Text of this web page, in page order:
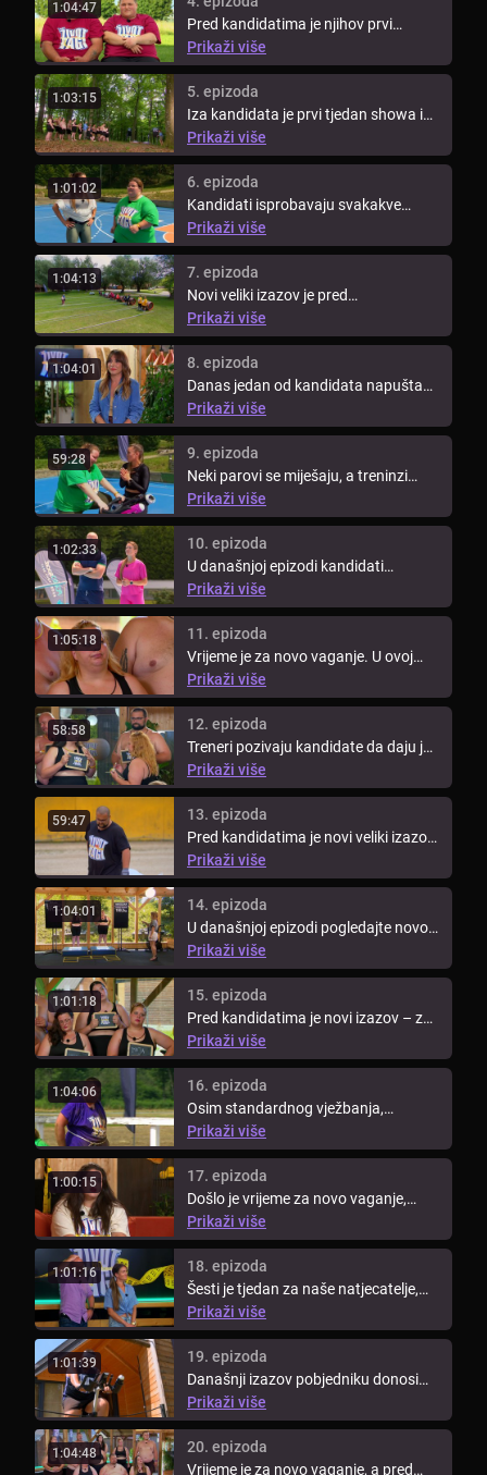
1:04:47
Pred kandidatima je njihov prvi
izazov. Moraju složiti kockice šećera
...
Prikaži više
1:03:15
5. epizoda
Iza kandidata je prvi tjedan showa i
došlo je vrijeme za novo ...
Prikaži više
1:01:02
6. epizoda
Kandidati isprobavaju svakakve
metode vježbi i pronalaze onu koja im
...
Prikaži više
1:04:13
7. epizoda
Novi veliki izazov je pred
kandidatima. Tim koji odnese
pobjedu ...
Prikaži više
1:04:01
8. epizoda
Danas jedan od kandidata napušta
show, a to je kandidat koji će se na ...
Prikaži više
59:28
9. epizoda
Neki parovi se miješaju, a treninzi
postaju sve intenzivniji. Plavi ...
Prikaži više
1:02:33
10. epizoda
U današnjoj epizodi kandidati
vježbaju u bazenu. Za izazov
kandidati ...
Prikaži više
1:05:18
11. epizoda
Vrijeme je za novo vaganje. U ovoj
epizodi pogledajte tko će se naći ...
Prikaži više
58:58
12. epizoda
Treneri pozivaju kandidate da daju još
više od sebe kako bi rezultati ...
Prikaži više
59:47
13. epizoda
Pred kandidatima je novi veliki izazov.
Pogledajte tko će ovoga puta ...
Prikaži više
1:04:01
14. epizoda
U današnjoj epizodi pogledajte novo
vaganje kantdidata i saznajte tko ...
Prikaži više
1:01:18
15. epizoda
Pred kandidatima je novi izazov – za
nagradu pobjednik može nazvati ...
Prikaži više
1:04:06
16. epizoda
Osim standardnog vježbanja,
kandidati moraju doslovno zaprljati
ruke. ...
Prikaži više
1:00:15
17. epizoda
Došlo je vrijeme za novo vaganje,
pogledajte tko je u ovom tjednu dao
...
Prikaži više
1:01:16
18. epizoda
Šesti je tjedan za naše natjecatelje,
pogledajte koliko su ...
Prikaži više
1:01:39
19. epizoda
Današnji izazov pobjedniku donosi
najvrjedniju nagradu – imunitet na ...
Prikaži više
1:04:48
20. epizoda
Vrijeme je za novo vaganje, a pred